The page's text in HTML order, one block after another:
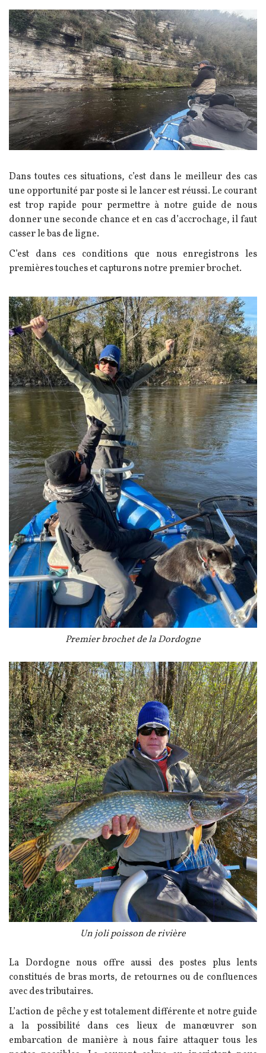
Image
Texte
Dans toutes ces situations, c’est dans le meilleur des cas
une opportunité par poste si le lancer est réussi. Le courant
est trop rapide pour permettre à notre guide de nous
donner une seconde chance et en cas d’accrochage, il faut
casser le bas de ligne.
C’est dans ces conditions que nous enregistrons les
premières touches et capturons notre premier brochet.
Image
Premier brochet de la Dordogne
Image
Un joli poisson de rivière
Texte
La Dordogne nous offre aussi des postes plus lents
constitués de bras morts, de retournes ou de confluences
avec des tributaires.
L’action de pêche y est totalement différente et notre guide
a la possibilité dans ces lieux de manœuvrer son
embarcation de manière à nous faire attaquer tous les